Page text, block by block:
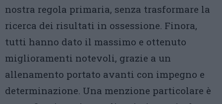
nostra regola primaria, senza trasformare la
ricerca dei risultati in ossessione. Finora,
tutti hanno dato il massimo e ottenuto
miglioramenti notevoli, grazie a un
allenamento portato avanti con impegno e
determinazione. Una menzione particolare è